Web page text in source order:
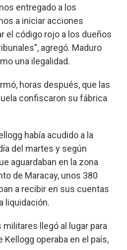
entregado a los
a iniciar acciones
el código rojo a los dueños
agregó. Maduro
una ilegalidad.
horas después, que las
confiscaron su fábrica
había acudido a la
del martes y según
aguardaban en la zona
de Maracay, unos 380
a recibir en sus cuentas
liquidación.
llegó al lugar para
Kellogg operaba en el país,